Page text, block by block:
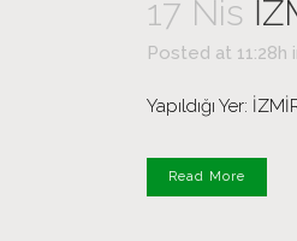
17 Nis
Posted at 11:28h
Yapıldığı Yer:
Read More